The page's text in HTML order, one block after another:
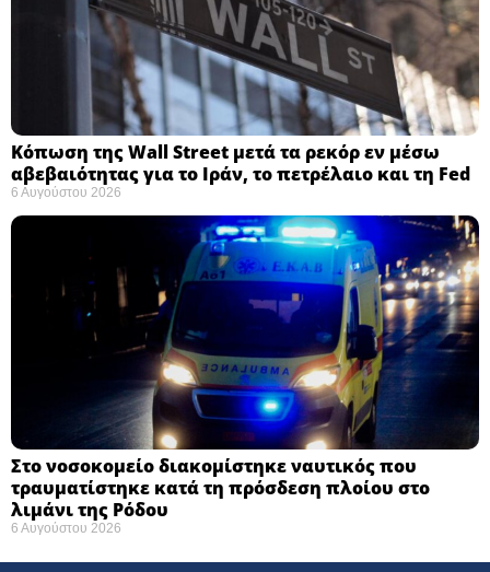
Κόπωση της Wall Street μετά τα ρεκόρ εν μέσω
αβεβαιότητας για το Ιράν, το πετρέλαιο και τη Fed
6 Αυγούστου 2026
Στο νοσοκομείο διακομίστηκε ναυτικός που
τραυματίστηκε κατά τη πρόσδεση πλοίου στο
λιμάνι της Ρόδου
6 Αυγούστου 2026